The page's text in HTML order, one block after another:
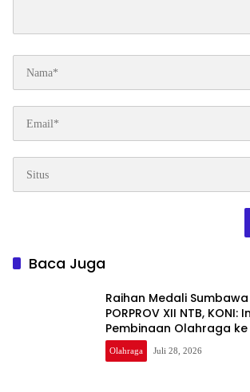
Baca Juga
Raihan Medali
PORPROV XII NTB,
Pembinaan Olahraga ke
Olahraga Juli 28, 2026